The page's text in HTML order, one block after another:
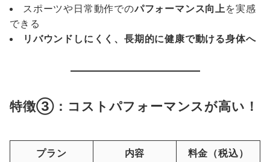
スポーツや日常動作でのパフォーマンス向上を実感
できる
リバウンドしにくく、長期的に健康で動ける身体へ
特徴③：コストパフォーマンスが高い！
プラン 内容 料金（税込）